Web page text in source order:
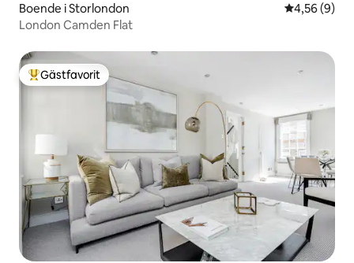
Boende i Storlondon 4,56 av 5 i
4,56 (9)
London Camden Flat
Populär gästfavorit
Gästfavorit